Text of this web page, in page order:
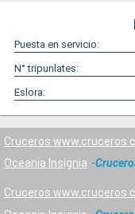
Puesta en servicio:
N° tripunlates:
Eslora:
Cruceros
Oceania Insignia
Cruceros